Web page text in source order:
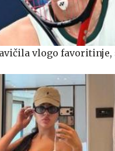
vlogo favoritinje,